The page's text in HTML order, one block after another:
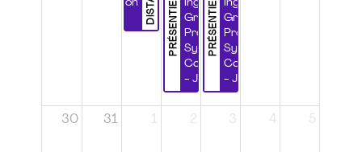
Certification
PRÉSENTIEL
Ingénierie
Grands
Projets et
Systèmes
Complexes
- Jour 1
PRÉSENTIEL
Ingénierie
Grands
Projets et
Systèmes
Complexes
- Jour 2
30 31 1 2 3 4 5